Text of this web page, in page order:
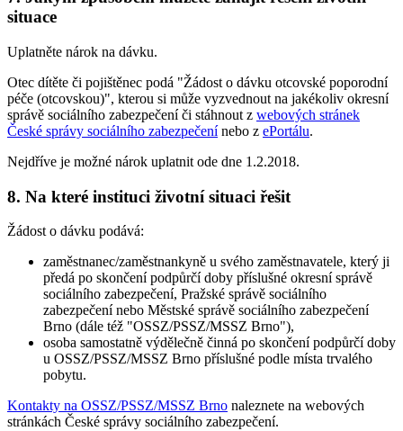
situace
Uplatněte nárok na dávku.
Otec dítěte či pojištěnec podá "Žádost o dávku otcovské poporodní
péče (otcovskou)", kterou si může vyzvednout na jakékoliv okresní
správě sociálního zabezpečení či stáhnout z webových stránek
České správy sociálního zabezpečenínebo z ePortálu.
Nejdříve je možné nárok uplatnit ode dne 1.2.2018.
8. Na které instituci životní situaci řešit
Žádost o dávku podává:
zaměstnanec/zaměstnankyně u svého zaměstnavatele, který ji
předá po skončení podpůrčí doby příslušné okresní správě
sociálního zabezpečení, Pražské správě sociálního
zabezpečení nebo Městské správě sociálního zabezpečení
Brno (dále též "OSSZ/PSSZ/MSSZ Brno"),
osoba samostatně výdělečně činná po skončení podpůrčí doby
u OSSZ/PSSZ/MSSZ Brno příslušné podle místa trvalého
pobytu.
Kontakty na OSSZ/PSSZ/MSSZ Brno naleznete na webových
stránkách České správy sociálního zabezpečení.